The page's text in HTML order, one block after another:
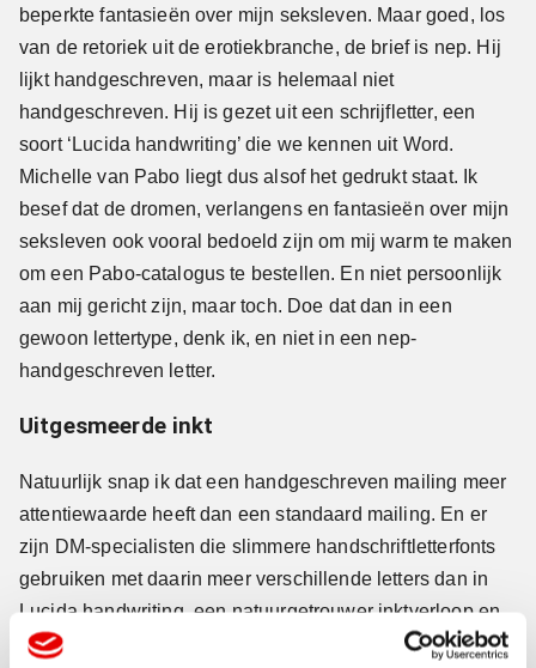
beperkte fantasieën over mijn seksleven. Maar goed, los
van de retoriek uit de erotiekbranche, de brief is nep. Hij
lijkt handgeschreven, maar is helemaal niet
handgeschreven. Hij is gezet uit een schrijfletter, een
soort ‘Lucida handwriting’ die we kennen uit Word.
Michelle van Pabo liegt dus alsof het gedrukt staat. Ik
besef dat de dromen, verlangens en fantasieën over mijn
seksleven ook vooral bedoeld zijn om mij warm te maken
om een Pabo-catalogus te bestellen. En niet persoonlijk
aan mij gericht zijn, maar toch. Doe dat dan in een
gewoon lettertype, denk ik, en niet in een nep-
handgeschreven letter.
Uitgesmeerde inkt
Natuurlijk snap ik dat een handgeschreven mailing meer
attentiewaarde heeft dan een standaard mailing. En er
zijn DM-specialisten die slimmere handschriftletterfonts
gebruiken met daarin meer verschillende letters dan in
Lucida handwriting, een natuurgetrouwer inktverloop en
regels die niet allemaal even recht lopen. Er is zelfs inkt